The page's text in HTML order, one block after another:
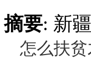
摘要: 新
怎么扶